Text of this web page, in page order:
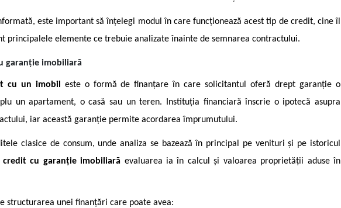
este important să înțelegi modul în care funcționează acest tip de credit, cine îl
principalele elemente ce trebuie analizate înainte de semnarea contractului.
garanție imobiliară
cu un imobil
este o formă de finanțare în care solicitantul oferă drept garanție o
un apartament, o casă sau un teren. Instituția financiară înscrie o ipotecă asupra
iar această garanție permite acordarea împrumutului.
clasice de consum, unde analiza se bazează în principal pe venituri și pe istoricul
credit cu garanție imobiliară evaluarea ia în calcul și valoarea proprietății aduse în
structurarea unei finanțări care poate avea: